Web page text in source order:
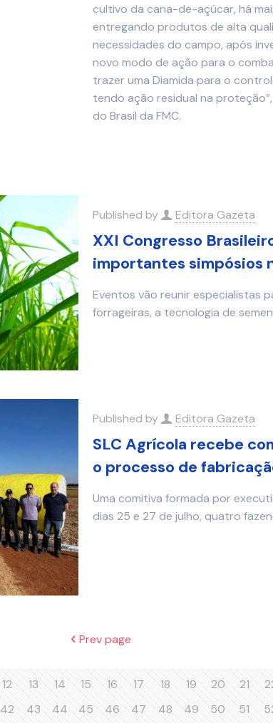
cultivo da cana-de-açúcar, há
entregando produtos de alta
necessidades do campo, após
novo modo de ação para o
trazer uma Diamida para o
tendo ação residual na
do Brasil da FMC.
Published by Editora Gazeta
XXI Congresso
importantes simpósios
Eventos vão reunir especialistas
forrageiras, a tecnologia de
Published by Editora Gazeta
SLC Agrícola recebe
o processo de
Uma comitiva formada por
dias 25 e 27 de julho, quatro
Prev page
12 13 14 15 16 17 18 19 20 21
42 43 44 45 46 47 48 49 50 51